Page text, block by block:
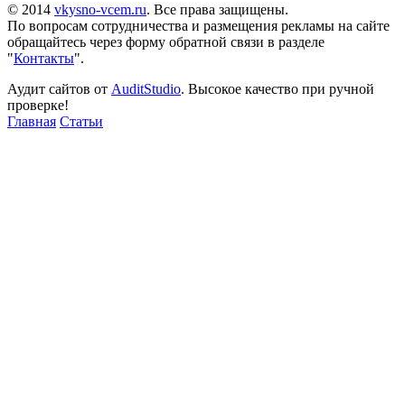
© 2014 vkysno-vcem.ru. Все права защищены.
По вопросам сотрудничества и размещения рекламы на сайте
обращайтесь через форму обратной связи в разделе
"Контакты".
Аудит сайтов от AuditStudio. Высокое качество при ручной
проверке!
Главная Статьи